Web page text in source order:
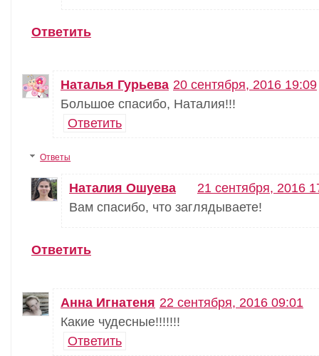
Ответить
Наталья Гурьева 20 сентября, 2016 19:09
Большое спасибо, Наталия!!!
Ответить
Ответы
Наталия Ошуева
21 сентября, 2016
Вам спасибо, что заглядываете!
Ответить
Анна Игнатеня 22 сентября, 2016 09:01
Какие чудесные!!!!!!!
Ответить